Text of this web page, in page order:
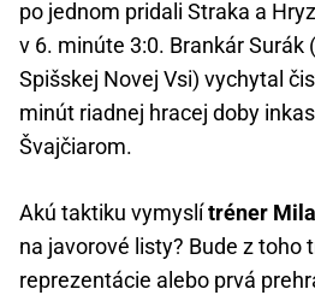
po jednom pridali Straka a
v 6. minúte 3:0. Brankár Surák
Spišskej Novej Vsi) vychytal
minút riadnej hracej doby
Švajčiarom.
Akú taktiku vymyslítréner
na javorové listy? Bude z toho
reprezentácie alebo prvá